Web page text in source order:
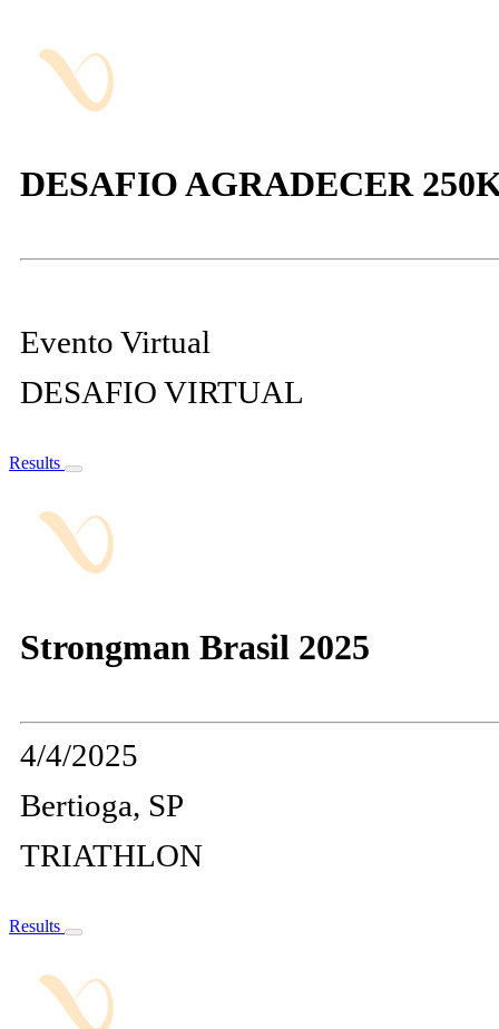
DESAFIO AGRADECER
Evento Virtual
DESAFIO VIRTUAL
Results
Strongman Brasil 2025
4/4/2025
Bertioga, SP
TRIATHLON
Results